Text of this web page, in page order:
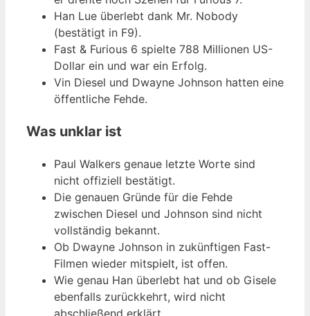
Han Lue überlebt dank Mr. Nobody
(bestätigt in F9).
Fast & Furious 6 spielte 788 Millionen US-
Dollar ein und war ein Erfolg.
Vin Diesel und Dwayne Johnson hatten eine
öffentliche Fehde.
Was unklar ist
Paul Walkers genaue letzte Worte sind
nicht offiziell bestätigt.
Die genauen Gründe für die Fehde
zwischen Diesel und Johnson sind nicht
vollständig bekannt.
Ob Dwayne Johnson in zukünftigen Fast-
Filmen wieder mitspielt, ist offen.
Wie genau Han überlebt hat und ob Gisele
ebenfalls zurückkehrt, wird nicht